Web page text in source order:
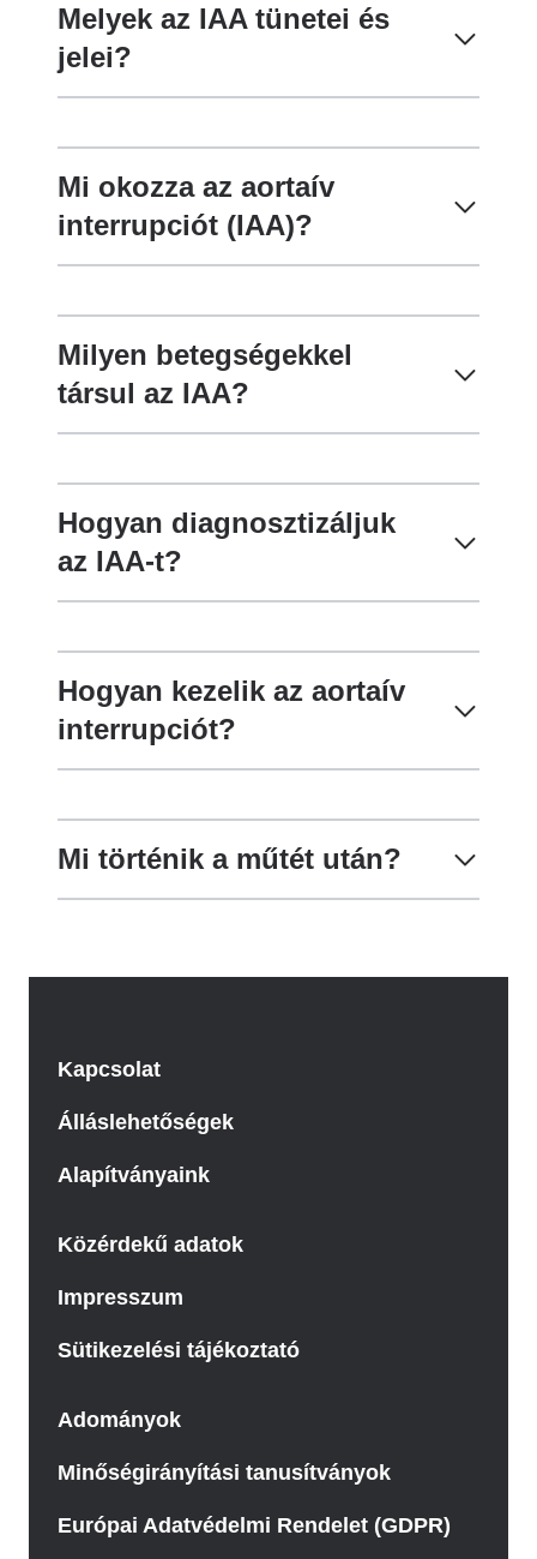
Melyek az IAA tünetei és
jelei?
Mi okozza az aortaív
interrupciót (IAA)?
Milyen betegségekkel
társul az IAA?
Hogyan diagnosztizáljuk
az IAA-t?
Hogyan kezelik az aortaív
interrupciót?
Mi történik a műtét után?
Kapcsolat
Álláslehetőségek
Alapítványaink
Közérdekű adatok
Impresszum
Sütikezelési tájékoztató
Adományok
Minőségirányítási tanusítványok
Európai Adatvédelmi Rendelet (GDPR)